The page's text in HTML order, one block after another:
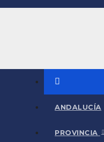
Saltar
ANDALUCÍA
PROVINCIA